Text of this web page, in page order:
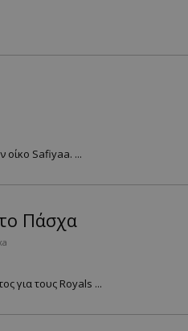
οίκο Safiyaa. ...
Πάσχα
για τους Royals ...